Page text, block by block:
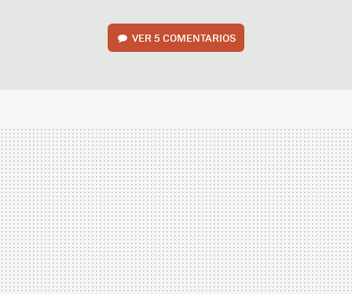
VER5 COMENTARIOS